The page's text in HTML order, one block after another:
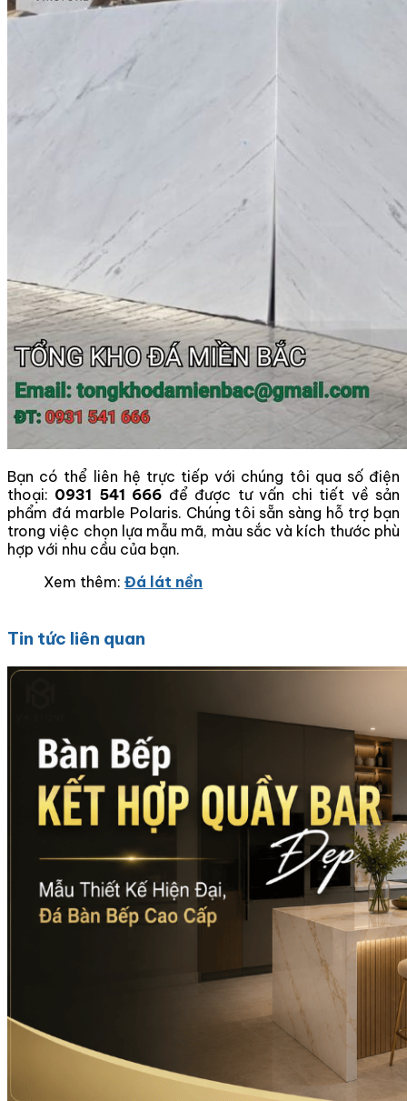
Bạn có thể liên hệ trực tiếp với chúng tôi qua số điện
thoại: 0931 541 666 để được tư vấn chi tiết về sản
phẩm đá marble Polaris. Chúng tôi sẵn sàng hỗ trợ bạn
trong việc chọn lựa mẫu mã, màu sắc và kích thước phù
hợp với nhu cầu của bạn.
Xem thêm: Đá lát nền
Tin tức liên quan